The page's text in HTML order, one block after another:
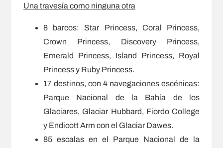
Una travesía como ninguna otra
8 barcos: Star Princess, Coral Princess,
Crown Princess, Discovery Princess,
Emerald Princess, Island Princess, Royal
Princess y Ruby Princess.
17 destinos, con 4 navegaciones escénicas:
Parque Nacional de la Bahía de los
Glaciares, Glaciar Hubbard, Fiordo College
y Endicott Arm con el Glaciar Dawes.
85 escalas en el Parque Nacional de la